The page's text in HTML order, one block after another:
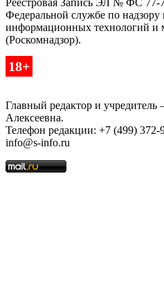
Реестровая Запись ЭЛ № ФС 77-
Федеральной службе по надзору
информационных технологий и
(Роскомнадзор).
18+
Главный редактор и
Алексеевна.
Телефон редакции: +7 (499) 372-
info@s-info.ru